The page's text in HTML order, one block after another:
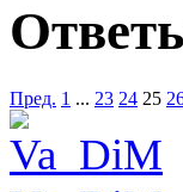
Пред. 1 ... 23 24 25